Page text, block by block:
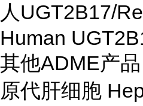
人UGT2B17/
Human
其他ADME产品
原代肝细胞